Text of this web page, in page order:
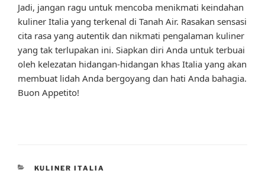
Jadi, jangan ragu untuk mencoba menikmati keindahan
kuliner Italia yang terkenal di Tanah Air. Rasakan sensasi
cita rasa yang autentik dan nikmati pengalaman kuliner
yang tak terlupakan ini. Siapkan diri Anda untuk terbuai
oleh kelezatan hidangan-hidangan khas Italia yang akan
membuat lidah Anda bergoyang dan hati Anda bahagia.
Buon Appetito!
CATEGORIES
KULINER ITALIA